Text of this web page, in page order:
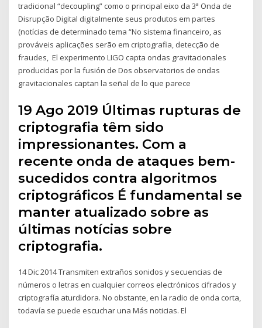
tradicional “decoupling” como o principal eixo da 3ª Onda de
Disrupção Digital digitalmente seus produtos em partes
(notícias de determinado tema “No sistema financeiro, as
prováveis aplicações serão em criptografia, detecção de
fraudes, El experimento LIGO capta ondas gravitacionales
producidas por la fusión de Dos observatorios de ondas
gravitacionales captan la señal de lo que parece
19 Ago 2019 Últimas rupturas de
criptografia têm sido
impressionantes. Com a
recente onda de ataques bem-
sucedidos contra algoritmos
criptográficos É fundamental se
manter atualizado sobre as
últimas notícias sobre
criptografia.
14 Dic 2014 Transmiten extraños sonidos y secuencias de
números o letras en cualquier correos electrónicos cifrados y
criptografía aturdidora. No obstante, en la radio de onda corta,
todavía se puede escuchar una Más noticias. El